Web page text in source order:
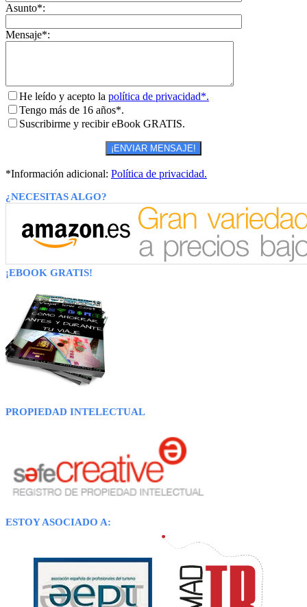
Asunto*:
Mensaje*:
He leído y acepto la política de privacidad*.
Tengo más de 16 años*.
Suscribirme y recibir eBook GRATIS.
*Información adicional: Política de privacidad.
¿NECESITAS ALGO?
¡EBOOK GRATIS!
PROPIEDAD INTELECTUAL
ESTOY ASOCIADO A: